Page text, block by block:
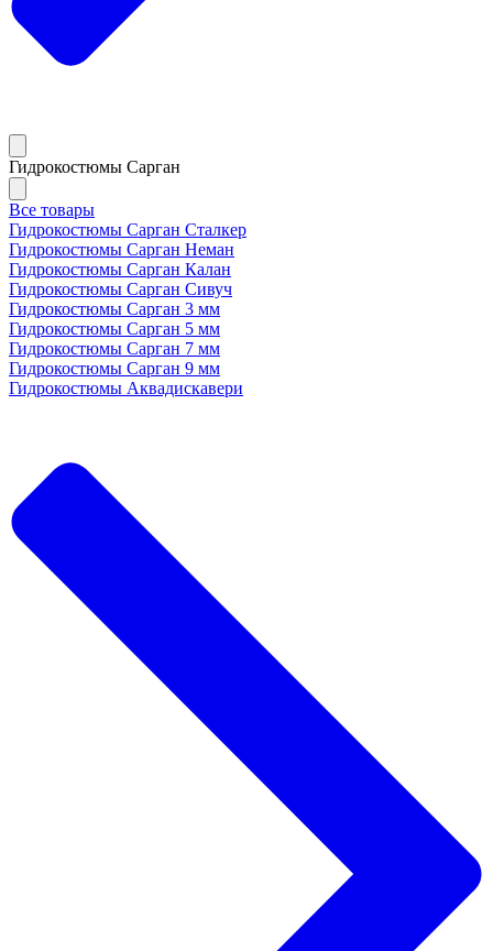
Гидрокостюмы Сарган
Все товары
Гидрокостюмы Сарган Сталкер
Гидрокостюмы Сарган Неман
Гидрокостюмы Сарган Калан
Гидрокостюмы Сарган Сивуч
Гидрокостюмы Сарган 3 мм
Гидрокостюмы Сарган 5 мм
Гидрокостюмы Сарган 7 мм
Гидрокостюмы Сарган 9 мм
Гидрокостюмы Аквадискавери